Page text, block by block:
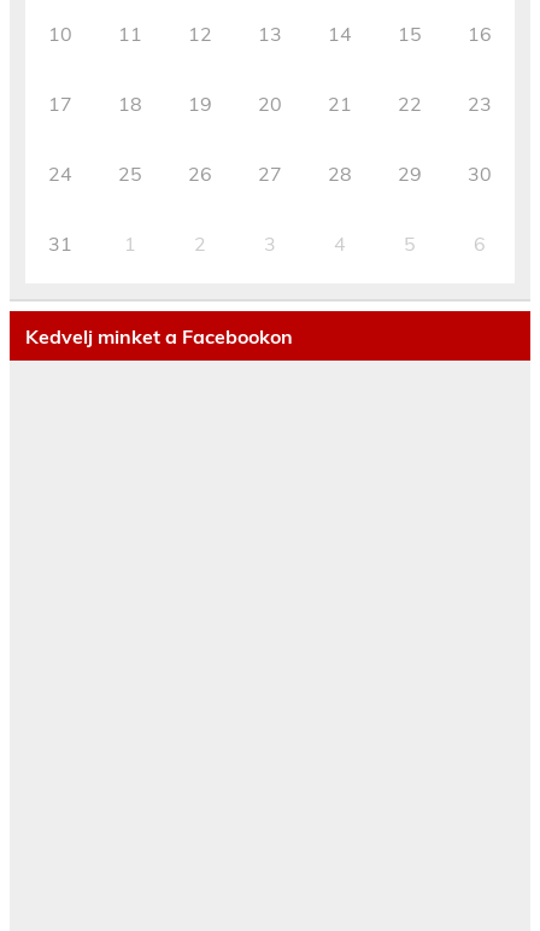
10 11 12 13 14 15 16
17 18 19 20 21 22 23
24 25 26 27 28 29 30
31 1 2 3 4 5 6
Kedvelj minket a Facebookon